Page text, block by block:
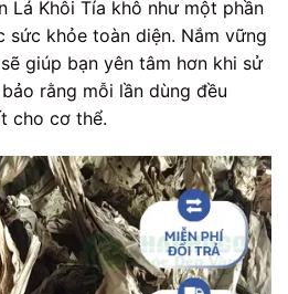
Lá Khôi Tía khô như một phần
sức khỏe toàn diện. Nắm vững
giúp bạn yên tâm hơn khi sử
rằng mỗi lần dùng đều
cho cơ thể.